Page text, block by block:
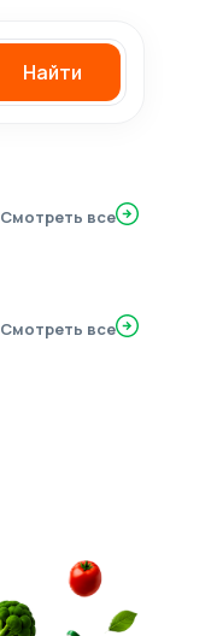
Найти
Смотреть все
Смотреть все